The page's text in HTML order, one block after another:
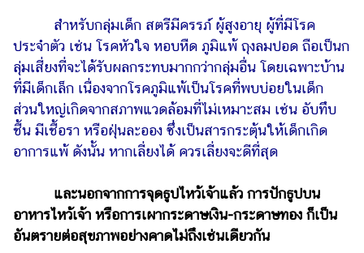
สำหรับกลุ่มเด็ก สตรีมีครรภ์ ผู้สูงอายุ ผู้ที่มีโรค
ประจำตัว เช่น โรคหัวใจ หอบหืด ภูมิแพ้ ถุงลมปอด ถือเป็นก
ลุ่มเสี่ยงที่จะได้รับผลกระทบมากกว่ากลุ่มอื่น โดยเฉพาะบ้าน
ที่มีเด็กเล็ก เนื่องจากโรคภูมิแพ้เป็นโรคที่พบบ่อยในเด็ก
ส่วนใหญ่เกิดจากสภาพแวดล้อมที่ไม่เหมาะสม เช่น อับทึบ
ชื้น มีเชื้อรา หรือฝุ่นละออง ซึ่งเป็นสารกระตุ้นให้เด็กเกิด
อาการแพ้ ดังนั้น หากเลี่ยงได้ ควรเลี่ยงจะดีที่สุด
และนอกจากการจุดธูปไหว้เจ้าแล้ว การปักธูปบน
อาหารไหว้เจ้า หรือการเผากระดาษเงิน-กระดาษทอง ก็เป็น
อันตรายต่อสุขภาพอย่างคาดไม่ถึงเช่นเดียวกัน